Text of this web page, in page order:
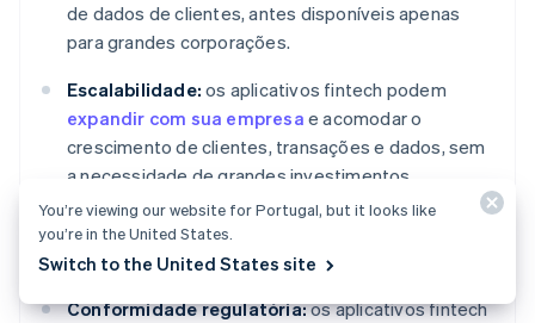
de dados de clientes, antes disponíveis apenas
para grandes corporações.
Escalabilidade: os aplicativos fintech podem
expandir com sua empresa e acomodar o
crescimento de clientes, transações e dados, sem
a necessidade de grandes investimentos
adicionais. Os sistemas financeiros crescem com
os negócios e apoiam os esforços de expansão
sem comprometer a integridade operacional.
Conformidade regulatória:os aplicativos fintech
You’re viewing our website for Portugal, but it looks like
you’re in the United States.
Switch to the United States site